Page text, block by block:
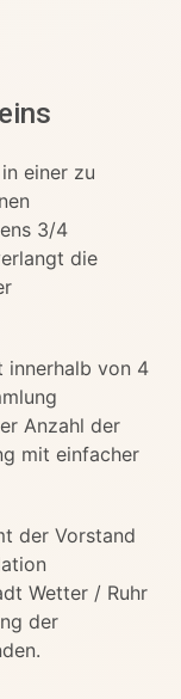
einer zu
3/4
die
innerhalb von 4
Anzahl der
mit einfacher
der Vorstand
Wetter / Ruhr
der